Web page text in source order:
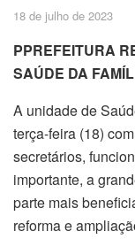
18 de julho de 2023
PPREFEITURA
SAÚDE DA
A unidade de
terça-feira (18)
secretários,
importante, a
parte mais
reforma e